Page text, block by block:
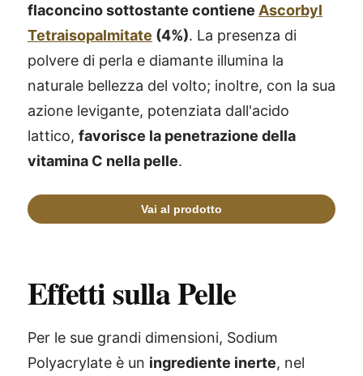
flaconcino sottostante contiene Ascorbyl
Tetraisopalmitate (4%). La presenza di
polvere di perla e diamante illumina la
naturale bellezza del volto; inoltre, con la sua
azione levigante, potenziata dall'acido
lattico, favorisce la penetrazione della
vitamina C nella pelle.
Effetti sulla Pelle
Per le sue grandi dimensioni, Sodium
Polyacrylate è un ingrediente inerte, nel